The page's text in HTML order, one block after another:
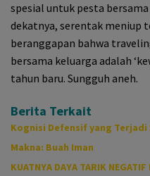
spesial untuk pesta
dekatnya, serentak meniup
beranggapan bahwa
bersama keluarga adalah
tahun baru. Sungguh aneh.
Berita Terkait
Kognisi Defensif yang Terjadi
Makna: Buah Iman
KUATNYA DAYA TARIK